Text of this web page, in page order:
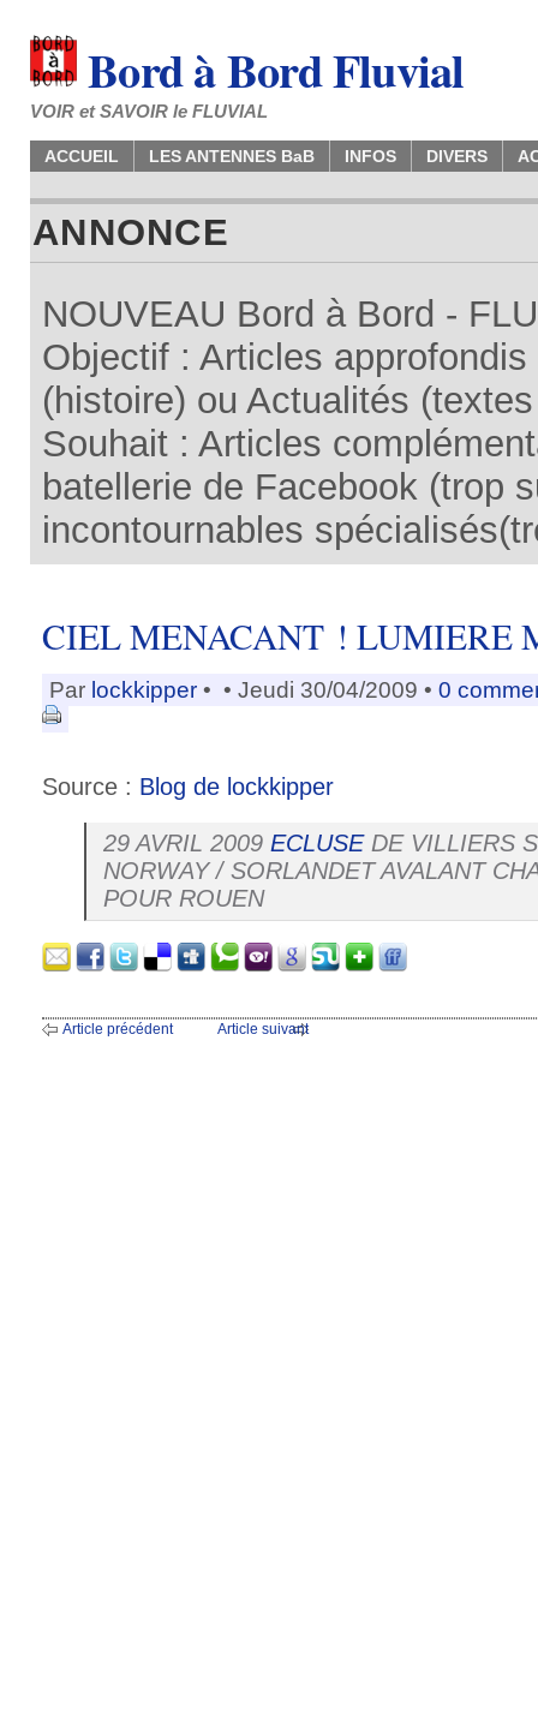
Bord à Bord Fluvial
VOIR et SAVOIR le FLUVIAL
ACCUEIL LES ANTENNES BaB INFOS DIVERS
ANNONCE
NOUVEAU Bord à Bord -
Objectif : Articles
(histoire) ou Actualités
Souhait : Articles
batellerie de Facebook (trop
incontournables
CIEL MENACANT ! LUMIERE
Par lockkipper • • Jeudi 30/04/2009 • 0
Source : Blog de lockkipper
29 AVRIL 2009 ECLUSEDE VILLIERS
NORWAY / SORLANDET AVALANT
POUR ROUEN
Article précédent Article suivant